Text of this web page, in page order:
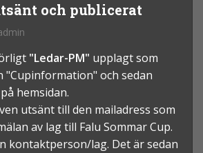
och publicerat
"Ledar-PM" upplagt som
och sedan
hemsidan.
utsänt till den mailadress som
av lag till Falu Sommar Cup.
kontaktperson/lag. Det är sedan